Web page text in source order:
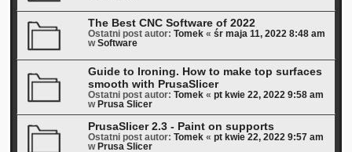
The Best CNC Software of 2022
Ostatni post autor: Tomek« śr maja 11, 2022 8:48 am
wSoftware
Guide to Ironing. How to make top surfaces
smooth with PrusaSlicer
Ostatni post autor: Tomek« pt kwie 22, 2022 9:58 am
w Prusa Slicer
PrusaSlicer 2.3 - Paint on supports
Ostatni post autor: Tomek« pt kwie 22, 2022 9:57 am
w Prusa Slicer